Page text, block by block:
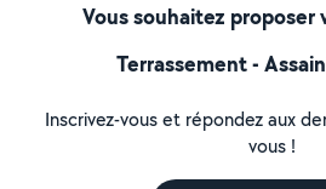
Vous souhaitez proposer
Terrassement -
Inscrivez-vous et répondez aux
vous !